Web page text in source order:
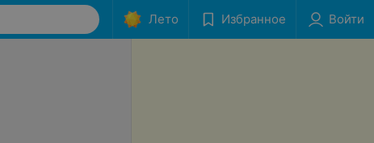
Лето Избранное Войти